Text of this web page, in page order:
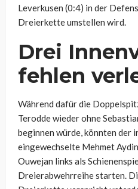
Leverkusen (0:4) in der
Dreierkette umstellen wird.
Drei
fehlen
Während dafür die
Terodde wieder ohne
beginnen würde, könnten der
eingewechselte Mehmet
Ouwejan links als
Dreierabwehrreihe starten.